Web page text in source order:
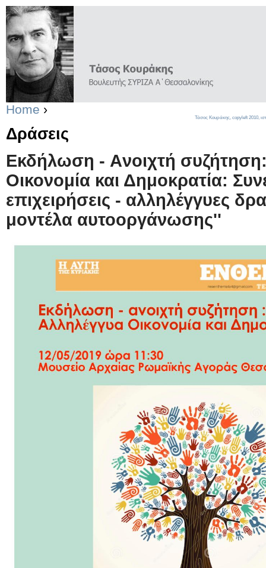
Home ›
Δράσεις
Eκδήλωση - Aνοιχτή
Οικονομία και Δημοκρατία:
επιχειρήσεις - αλληλέγγυες
μοντέλα αυτοοργάνωσης''
Τάσος Κουράκης, copyleft 2010,